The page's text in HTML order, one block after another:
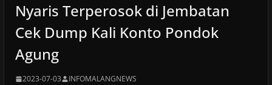
Nyaris Terperosok di Jembatan
Cek Dump Kali Konto Pondok
Agung
2023-07-03 INFOMALANGNEWS